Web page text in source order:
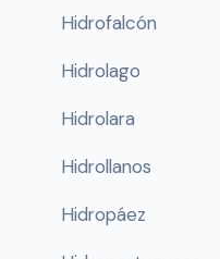
Hidrofalcón
Hidrolago
Hidrolara
Hidrollanos
Hidropáez